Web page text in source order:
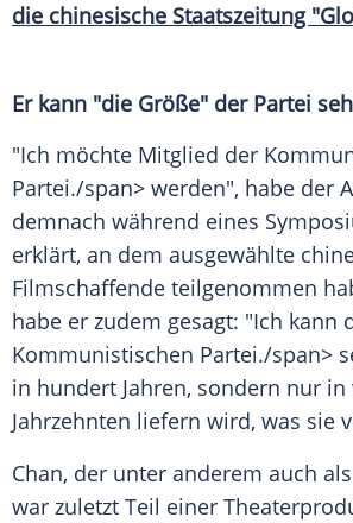
die chinesische Staatszeitung
Er kann "die Größe" der Partei
"Ich möchte Mitglied der
Partei./span> werden", habe der
demnach während eines
erklärt, an dem ausgewählte
Filmschaffende teilgenommen
habe er zudem gesagt: "Ich kann
Kommunistischen Partei./span>
in hundert Jahren, sondern nur in
Jahrzehnten liefern wird, was sie
Chan, der unter anderem auch
war zuletzt Teil einer